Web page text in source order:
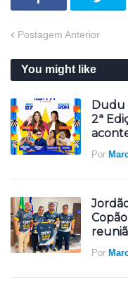
Postagem Anterior
You might like
Dudu
2ª
Por
Por